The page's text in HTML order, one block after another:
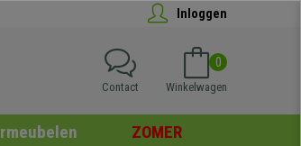
Inloggen
0
Winkelwagen
Contact
ZOMER